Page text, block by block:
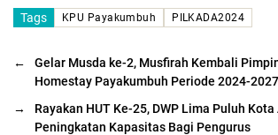
Tags KPU Payakumbuh PILKADA2024
←
Gelar Musda ke-2, Musfirah Kembali
Homestay Payakumbuh Periode 2024-2027
→
Rayakan HUT Ke-25, DWP Lima Puluh
Peningkatan Kapasitas Bagi Pengurus